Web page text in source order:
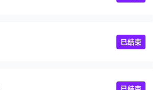
已结束